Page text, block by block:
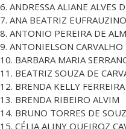
6. ANDRESSA ALIANE ALVES
7. ANA BEATRIZ
8. ANTONIO PEREIRA DE
9. ANTONIELSON
10. BARBARA MARIA
11. BEATRIZ SOUZA DE
12. BRENDA KELLY FERREIRA
13. BRENDA RIBEIRO ALVIM
14. BRUNO TORRES DE
15. CÉLIA ALINY QUEIROZ